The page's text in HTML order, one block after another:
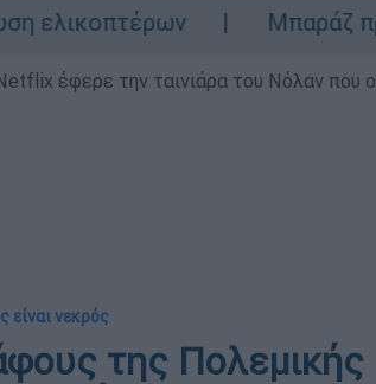
Μπαράζ
έφερε την ταινιάρα του Νόλαν που
είναι νεκρός
της Πολεμικής